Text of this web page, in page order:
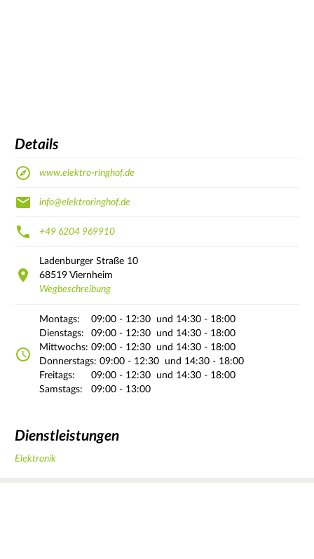
Details
www.elektro-ringhof.de
info@elektroringhof.de
+49 6204 969910
Ladenburger Straße 10
68519 Viernheim
Wegbeschreibung
Montags: 09:00 - 12:30
und 14:30 - 18:00
Dienstags:
09:00 - 12:30
und 14:30 - 18:00
Mittwochs: 09:00 - 12:30
und 14:30 - 18:00
Donnerstags: 09:00 - 12:30
und 14:30 - 18:00
Freitags:
09:00 - 12:30
und 14:30 - 18:00
Samstags:
09:00 - 13:00
Dienstleistungen
Elektronik